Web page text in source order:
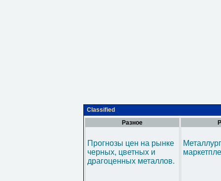
Classified
Разное
Прогнозы цен на рынке
черных, цветных и
драгоценных металлов.